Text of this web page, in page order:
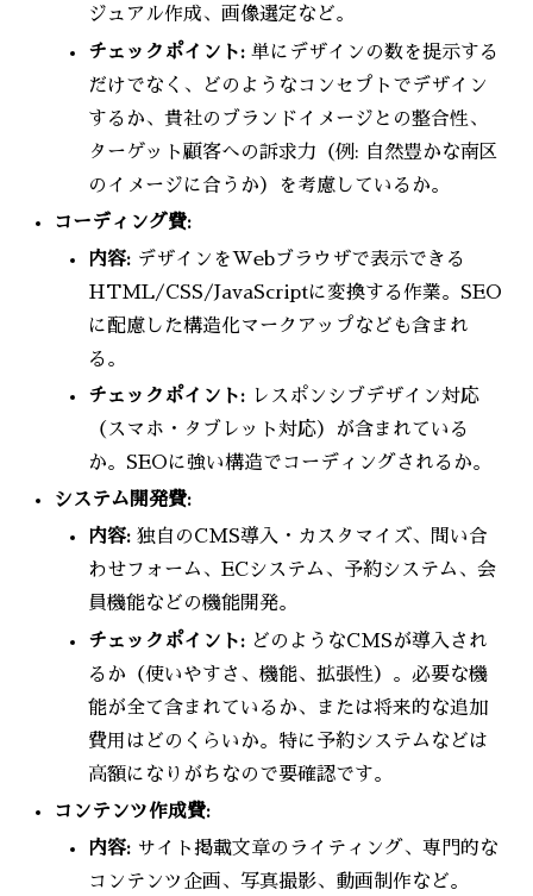
ジュアル作成、画像選定など。
チェックポイント: 単にデザインの数を提示する
だけでなく、どのようなコンセプトでデザイン
するか、貴社のブランドイメージとの整合性、
ターゲット顧客への訴求力（例: 自然豊かな南区
のイメージに合うか）を考慮しているか。
コーディング費:
内容: デザインをWebブラウザで表示できる
HTML/CSS/JavaScriptに変換する作業。SEO
に配慮した構造化マークアップなども含まれ
る。
チェックポイント: レスポンシブデザイン対応
（スマホ・タブレット対応）が含まれている
か。SEOに強い構造でコーディングされるか。
システム開発費:
内容: 独自のCMS導入・カスタマイズ、問い合
わせフォーム、ECシステム、予約システム、会
員機能などの機能開発。
チェックポイント: どのようなCMSが導入され
るか（使いやすさ、機能、拡張性）。必要な機
能が全て含まれているか、または将来的な追加
費用はどのくらいか。特に予約システムなどは
高額になりがちなので要確認です。
コンテンツ作成費:
内容: サイト掲載文章のライティング、専門的な
コンテンツ企画、写真撮影、動画制作など。